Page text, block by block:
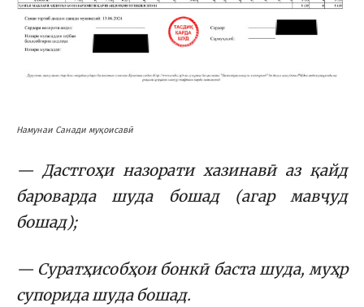
Намунаи Санади муқоисавӣ
— Дастгоҳи назорати хазинавӣ аз қайд
бароварда шуда бошад (агар мавҷуд
бошад);
— Суратҳисобҳои бонкӣ баста шуда, муҳр
супорида шуда бошад.